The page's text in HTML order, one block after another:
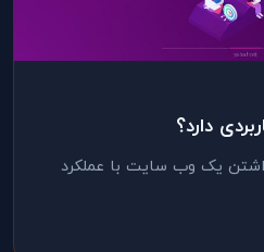
دارد؟
یک وب سایت با عملکرد